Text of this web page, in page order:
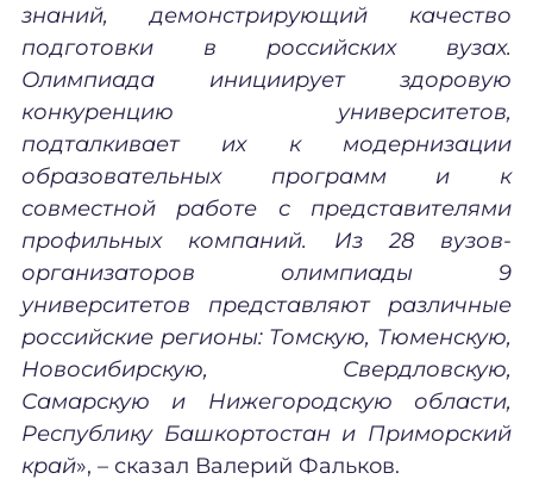
знаний, демонстрирующий качество
подготовки в российских вузах.
Олимпиада инициирует здоровую
конкуренцию университетов,
подталкивает их к модернизации
образовательных программ и к
совместной работе с представителями
профильных компаний. Из 28 вузов-
организаторов олимпиады 9
университетов представляют различные
российские регионы: Томскую, Тюменскую,
Новосибирскую, Свердловскую,
Самарскую и Нижегородскую области,
Республику Башкортостан и Приморский
край», – сказал Валерий Фальков.